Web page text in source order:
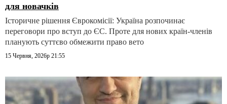
для новачків
Історичне рішення Єврокомісії: Україна розпочинає
переговори про вступ до ЄС. Проте для нових країн-членів
планують суттєво обмежити право вето
15 Червня, 2026р 21:55